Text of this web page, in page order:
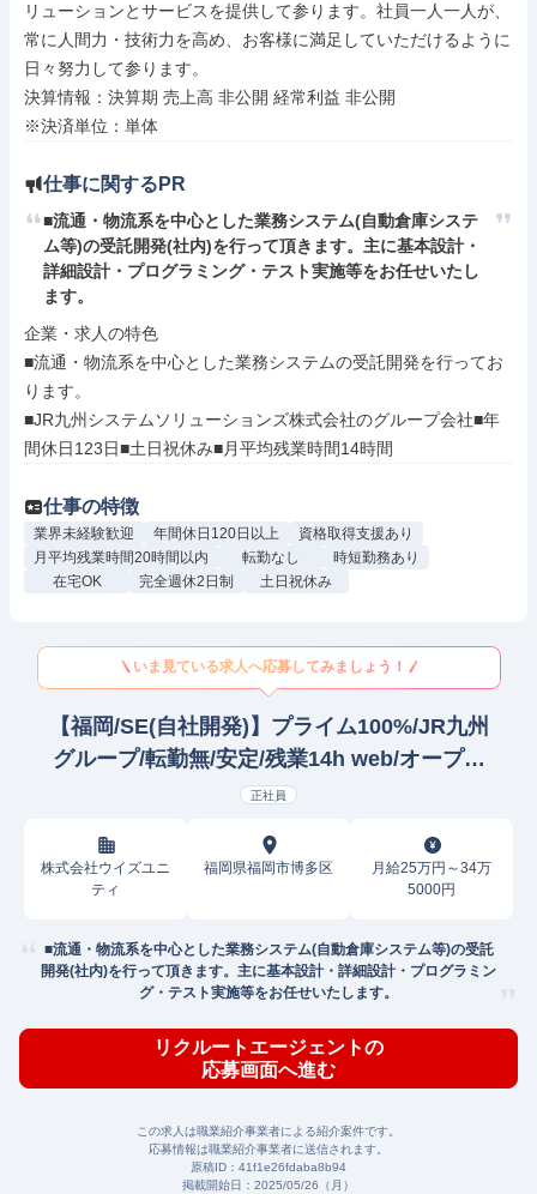
リューションとサービスを提供して参ります。社員一人一人が、
常に人間力・技術力を高め、お客様に満足していただけるように
日々努力して参ります。
決算情報：決算期 売上高 非公開 経常利益 非公開
※決済単位：単体
仕事に関するPR
■流通・物流系を中心とした業務システム(自動倉庫システ
ム等)の受託開発(社内)を行って頂きます。主に基本設計・
詳細設計・プログラミング・テスト実施等をお任せいたし
ます。
企業・求人の特色
■流通・物流系を中心とした業務システムの受託開発を行ってお
ります。
■JR九州システムソリューションズ株式会社のグループ会社■年
間休日123日■土日祝休み■月平均残業時間14時間
仕事の特徴
業界未経験歓迎 年間休日120日以上
資格取得支援あり
月平均残業時間20時間以内
転勤なし
時短勤務あり
在宅OK
完全週休2日制 土日祝休み
いま見ている求人へ応募してみましょう！
【福岡/SE(自社開発)】プライム100%/JR九州
グループ/転勤無/安定/残業14h web/オープン
SE
正社員
株式会社ウイズユニ
ティ
福岡県福岡市博多区
月給25万円～34万
5000円
■流通・物流系を中心とした業務システム(自動倉庫システム等)の受託
開発(社内)を行って頂きます。主に基本設計・詳細設計・プログラミン
グ・テスト実施等をお任せいたします。
リクルートエージェントの
応募画面へ進む
この求人は職業紹介事業者による紹介案件です。
応募情報は職業紹介事業者に送信されます。
原稿ID： 41f1e26fdaba8b94
掲載開始日： 2025/05/26（月）